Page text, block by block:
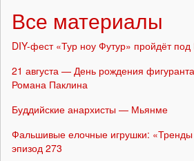
Все материалы
DIY-фест «Тур ноу Футур» пройдёт
21 августа — День рождения
Романа Паклина
Буддийские анархисты — Мьянме
Фальшивые елочные игрушки: «Тренды
эпизод 273